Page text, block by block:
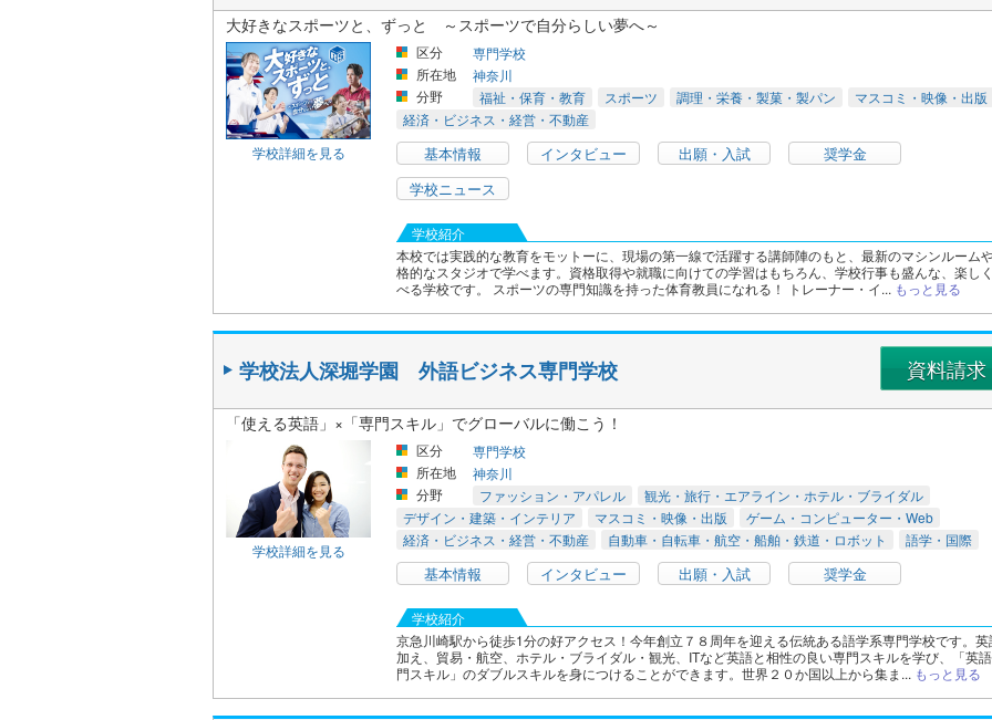
大好きなスポーツと、ずっと ～スポーツで自分らしい夢へ～
学校詳細を見る
区分
専門学校
所在地
神奈川
分野
福祉・保育・教育 スポーツ 調理・栄養・製菓・製パン
マスコミ・映像・出版
経済・ビジネス・経営・不動産
基本情報 インタビュー 出願・入試
奨学金
学校ニュース
学校紹介
本校では実践的な教育をモットーに、現場の第一線で活躍する講師陣のもと、最新のマシンルーム
格的なスタジオで学べます。資格取得や就職に向けての学習はもちろん、学校行事も盛んな、楽し
べる学校です。 スポーツの専門知識を持った体育教員になれる！ トレーナー・イ... もっと見る
学校法人深堀学園 外語ビジネス専門学校 資料請求
「使える英語」×「専門スキル」でグローバルに働こう！
学校詳細を見る
区分
専門学校
所在地
神奈川
分野
ファッション・アパレル
観光・旅行・エアライン・ホテル・ブライダル
デザイン・建築・インテリア
マスコミ・映像・出版
ゲーム・コンピューター・Web
経済・ビジネス・経営・不動産
自動車・自転車・航空・船舶・鉄道・ロボット 語学・国際
基本情報 インタビュー 出願・入試 奨学金
学校紹介
京急川崎駅から徒歩1分の好アクセス！今年創立７８周年を迎える伝統ある語学系専門学校です。英
加え、貿易・航空、ホテル・ブライダル・観光、ITなど英語と相性の良い専門スキルを学び、「英
門スキル」のダブルスキルを身につけることができます。世界２０か国以上から集ま... もっと見る